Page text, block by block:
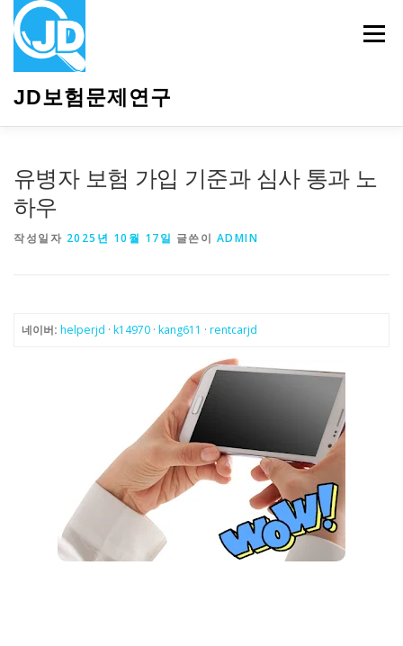
JD보험문제연구
메뉴
유병자 보험 가입 기준과 심사 통과 노
하우
작성일자 2025년 10월 17일 글쓴이 ADMIN
네이버: helperjd · k14970 · kang611 · rentcarjd